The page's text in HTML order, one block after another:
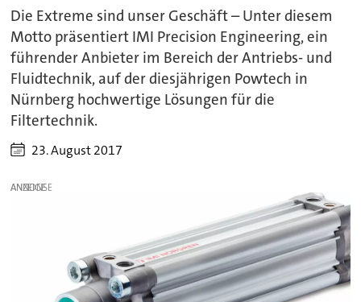
Die Extreme sind unser Geschäft – Unter diesem
Motto präsentiert IMI Precision Engineering, ein
führender Anbieter im Bereich der Antriebs- und
Fluidtechnik, auf der diesjährigen Powtech in
Nürnberg hochwertige Lösungen für die
Filtertechnik.
23. August 2017
ANZEIGE